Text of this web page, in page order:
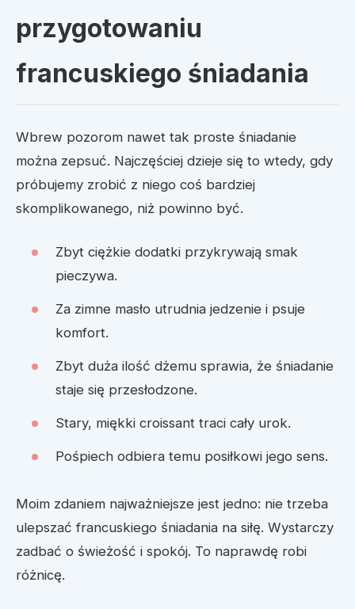
przygotowaniu
francuskiego śniadania
Wbrew pozorom nawet tak proste śniadanie
można zepsuć. Najczęściej dzieje się to wtedy, gdy
próbujemy zrobić z niego coś bardziej
skomplikowanego, niż powinno być.
Zbyt ciężkie dodatki przykrywają smak
pieczywa.
Za zimne masło utrudnia jedzenie i psuje
komfort.
Zbyt duża ilość dżemu sprawia, że śniadanie
staje się przesłodzone.
Stary, miękki croissant traci cały urok.
Pośpiech odbiera temu posiłkowi jego sens.
Moim zdaniem najważniejsze jest jedno: nie trzeba
ulepszać francuskiego śniadania na siłę. Wystarczy
zadbać o świeżość i spokój. To naprawdę robi
różnicę.